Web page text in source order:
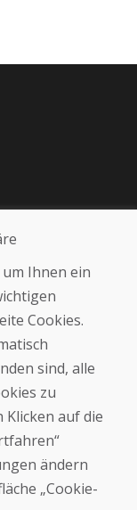
Waren
Ihnen ein
Cookies.
sind, alle
zu
Klicken auf die
ändern
„Cookie-